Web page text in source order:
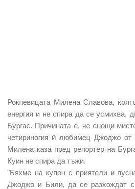
Рокпевицата Милена Славова,
енергия и не спира да се усмихва,
Бургас. Причината е, че снощи
четириногия й любимец Джоджо от
Милена каза пред репортер на
Куин не спира да тъжи.
"Бяхме на купон с приятели и
Джоджо и Били, да се разхождат